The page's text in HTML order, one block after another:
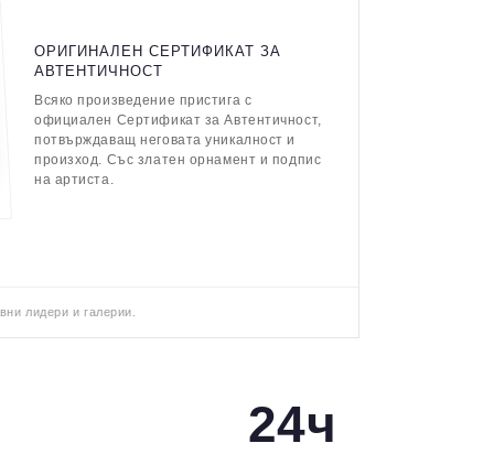
ОРИГИНАЛЕН СЕРТИФИКАТ ЗА
АВТЕНТИЧНОСТ
Всяко произведение пристига с
официален Сертификат за Автентичност,
потвърждаващ неговата уникалност и
произход. Със златен орнамент и подпис
на артиста.
лидери и галерии.
24ч